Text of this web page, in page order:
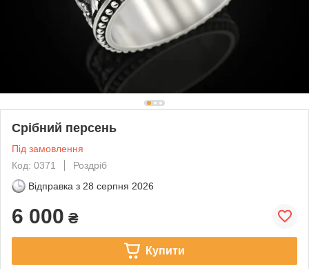
Срібний персень
Під замовлення
Код: 0371
Роздріб
Відправка з 28 серпня 2026
6 000 ₴
Купити